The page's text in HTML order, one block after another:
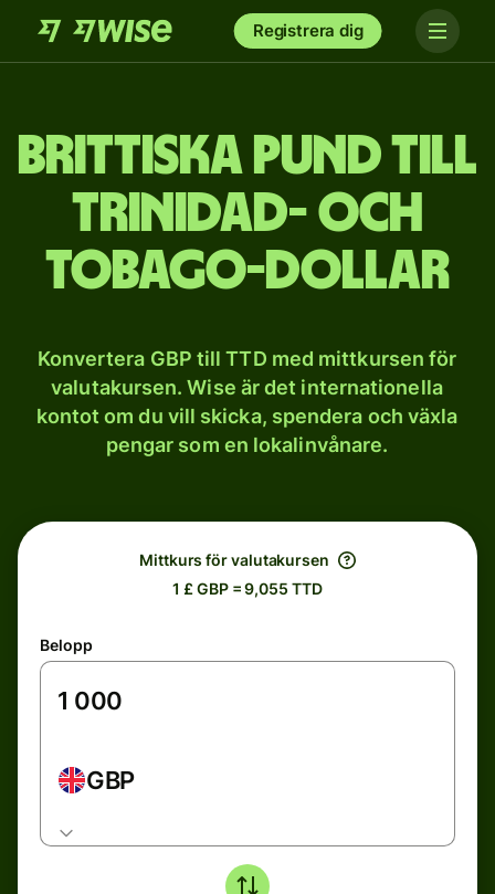
Registrera dig
Brittiska pund till
Trinidad- och
Tobago-dollar
Konvertera GBP till TTD med mittkursen för
valutakursen. Wise är det internationella
kontot om du vill skicka, spendera och växla
pengar som en lokalinvånare.
Mittkurs för valutakursen
1 £ GBP = 9,055 TTD
Belopp
GBP